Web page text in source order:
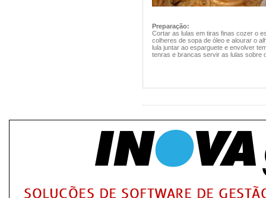
Preparação:
Cortar as lulas em tiras finas cozer o
colheres de sopa de óleo e alourar o
lula juntar ao esparguete e envolver
tenras e brancas servir as lulas sobre